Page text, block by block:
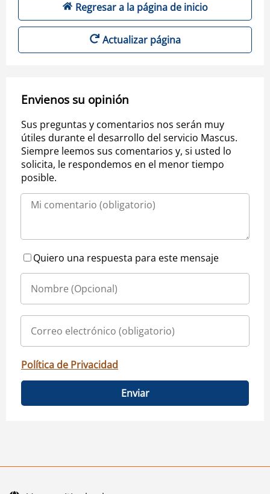
Regresar a la página de inicio
Actualizar página
Envienos su opinión
Sus preguntas y comentarios nos serán muy
útiles durante el desarrollo del servicio Mascus.
Siempre leemos sus comentarios y, si usted lo
solicita, le respondemos en el menor tiempo
posible.
Quiero una respuesta para este mensaje
Política de Privacidad
Enviar